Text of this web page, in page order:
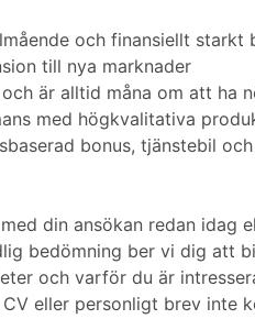
och finansiellt
till nya marknader
är alltid måna om att
med högkvalitativa
bonus, tjänstebil
din ansökan redan idag
bedömning ber vi dig att
och varför du är
eller personligt brev inte